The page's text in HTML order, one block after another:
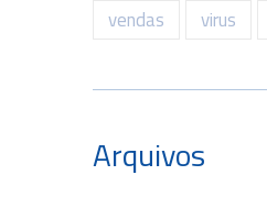
vendas virus
Arquivos